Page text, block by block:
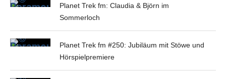
Planet Trek fm: Claudia & Björn im
Sommerloch
Planet Trek fm #250: Jubiläum mit Stöwe und
Hörspielpremiere